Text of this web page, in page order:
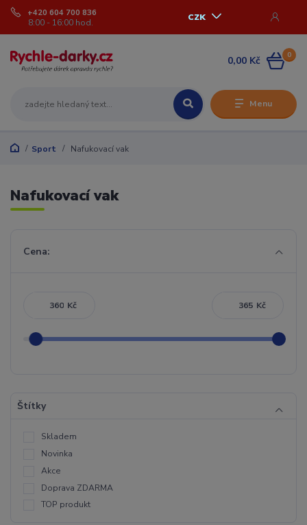
Menu
CZK
+420 604 700 836
8:00 - 16:00 hod.
0
0,00 Kč
Sport Nafukovací vak
Nafukovací vak
Cena:
Kč Kč
Štítky
Skladem
Novinka
Akce
Doprava ZDARMA
TOP produkt